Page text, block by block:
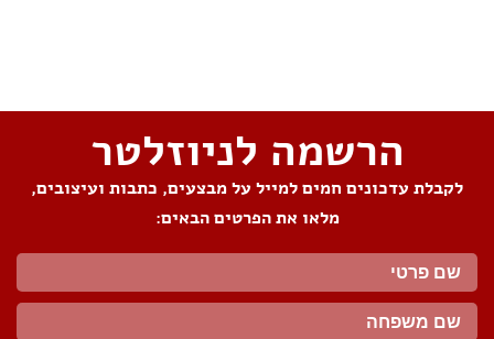
הרשמה לניוזלטר
לקבלת עדכונים חמים למייל על מבצעים, כתבות ועיצובים,
מלאו את הפרטים הבאים: